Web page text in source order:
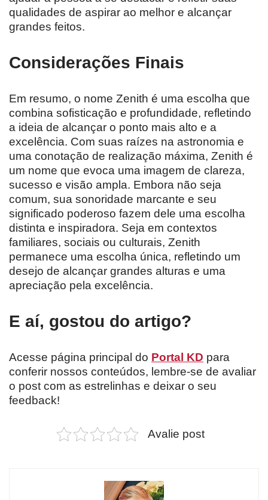
qualidades de aspirar ao melhor e alcançar
grandes feitos.
Considerações Finais
Em resumo, o nome Zenith é uma escolha que
combina sofisticação e profundidade, refletindo
a ideia de alcançar o ponto mais alto e a
excelência. Com suas raízes na astronomia e
uma conotação de realização máxima, Zenith é
um nome que evoca uma imagem de clareza,
sucesso e visão ampla. Embora não seja
comum, sua sonoridade marcante e seu
significado poderoso fazem dele uma escolha
distinta e inspiradora. Seja em contextos
familiares, sociais ou culturais, Zenith
permanece uma escolha única, refletindo um
desejo de alcançar grandes alturas e uma
apreciação pela excelência.
E aí, gostou do artigo?
Acesse página principal do Portal KD para
conferir nossos conteúdos, lembre-se de avaliar
o post com as estrelinhas e deixar o seu
feedback!
Avalie post